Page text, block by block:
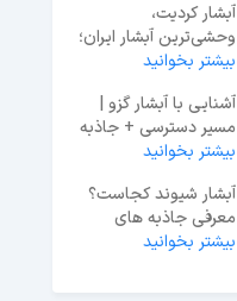
آبشار کردیت،
وحشی‌ترین آبشار ایران؛
مسیر دسترسی+نقشه
بیشتر بخوانید
آشنایی با آبشار گزو |
مسیر دسترسی + جاذبه
ها و تفریحات + نقشه
بیشتر بخوانید
آبشار شیوند کجاست؟
معرفی جاذبه های
دیدنی + مسیر دسترسی
بیشتر بخوانید